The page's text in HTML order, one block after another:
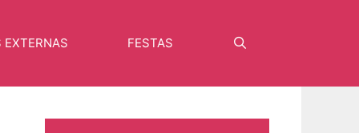
EXTERNAS FESTAS